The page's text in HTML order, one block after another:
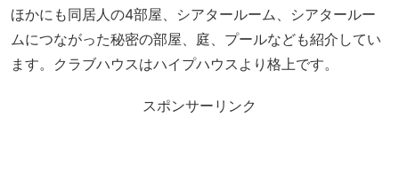
ほかにも同居人の4部屋、シアタールーム、シアタールー
ムにつながった秘密の部屋、庭、プールなども紹介してい
ます。クラブハウスはハイプハウスより格上です。
スポンサーリンク